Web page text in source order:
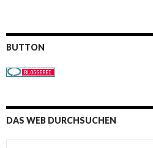
BUTTON
DAS WEB DURCHSUCHEN